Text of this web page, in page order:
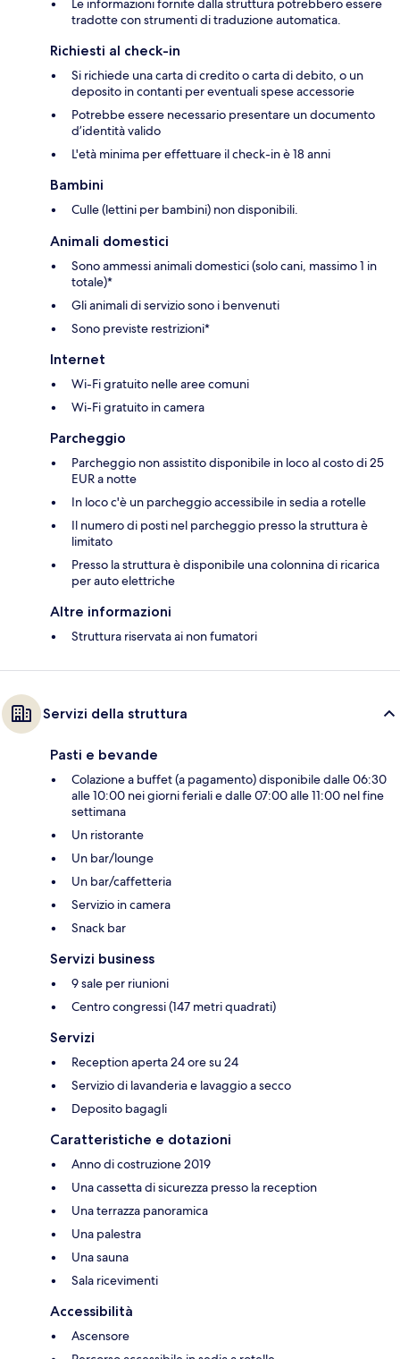
Le informazioni fornite dalla struttura potrebbero essere
tradotte con strumenti di traduzione automatica.
Richiesti al check-in
Si richiede una carta di credito o carta di debito, o un
deposito in contanti per eventuali spese accessorie
Potrebbe essere necessario presentare un documento
d’identità valido
L'età minima per effettuare il check-in è 18 anni
Bambini
Culle (lettini per bambini) non disponibili.
Animali domestici
Sono ammessi animali domestici (solo cani, massimo 1 in
totale)*
Gli animali di servizio sono i benvenuti
Sono previste restrizioni*
Internet
Wi-Fi gratuito nelle aree comuni
Wi-Fi gratuito in camera
Parcheggio
Parcheggio non assistito disponibile in loco al costo di 25
EUR a notte
In loco c'è un parcheggio accessibile in sedia a rotelle
Il numero di posti nel parcheggio presso la struttura è
limitato
Presso la struttura è disponibile una colonnina di ricarica
per auto elettriche
Altre informazioni
Struttura riservata ai non fumatori
Servizi della struttura
Pasti e bevande
Colazione a buffet (a pagamento) disponibile dalle 06:30
alle 10:00 nei giorni feriali e dalle 07:00 alle 11:00 nel fine
settimana
Un ristorante
Un bar/lounge
Un bar/caffetteria
Servizio in camera
Snack bar
Servizi business
9 sale per riunioni
Centro congressi (147 metri quadrati)
Servizi
Reception aperta 24 ore su 24
Servizio di lavanderia e lavaggio a secco
Deposito bagagli
Caratteristiche e dotazioni
Anno di costruzione 2019
Una cassetta di sicurezza presso la reception
Una terrazza panoramica
Una palestra
Una sauna
Sala ricevimenti
Accessibilità
Ascensore